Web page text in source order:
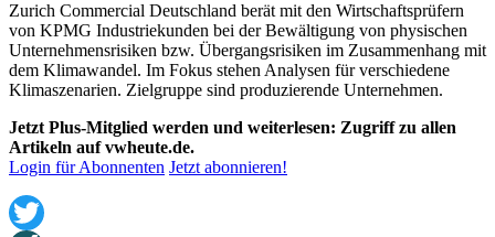
Zurich Commercial Deutschland berät mit den Wirtschaftsprüfern
von KPMG Industriekunden bei der Bewältigung von physischen
Unternehmensrisiken bzw. Übergangsrisiken im Zusammenhang mit
dem Klimawandel. Im Fokus stehen Analysen für verschiedene
Klimaszenarien. Zielgruppe sind produzierende Unternehmen.
Jetzt Plus-Mitglied werden und weiterlesen: Zugriff zu allen
Artikeln auf vwheute.de.
Login für Abonnenten Jetzt abonnieren!